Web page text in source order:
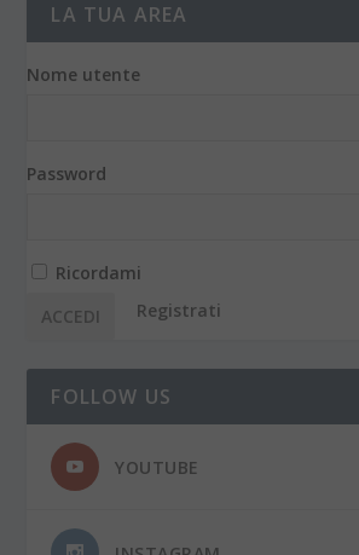
LA TUA AREA
Nome utente
Password
Ricordami
Registrati
FOLLOW US
YOUTUBE